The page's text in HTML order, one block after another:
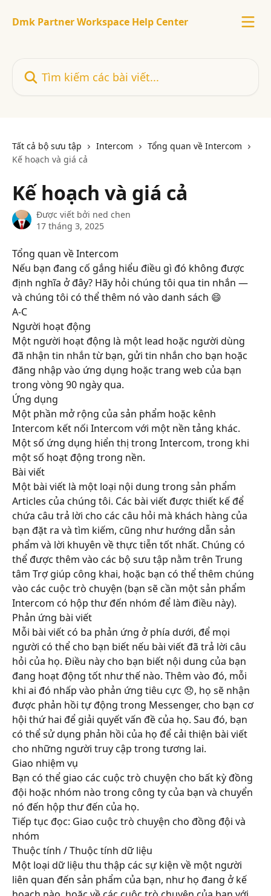
Dmk Partner Workspace Help Center
Tất cả bộ sưu tập Intercom
Tổng quan về Intercom
Kế hoạch và giá cả
Kế hoạch và giá cả
Được viết bởi ned chen
17 tháng 3, 2025
Tổng quan về Intercom
Nếu bạn đang cố gắng hiểu điều gì đó không được
định nghĩa ở đây? Hãy hỏi chúng tôi qua tin nhắn —
và chúng tôi có thể thêm nó vào danh sách 😄
A-C
Người hoạt động
Một người hoạt động là một lead hoặc người dùng
đã nhận tin nhắn từ bạn, gửi tin nhắn cho bạn hoặc
đăng nhập vào ứng dụng hoặc trang web của bạn
trong vòng 90 ngày qua.
Ứng dụng
Một phần mở rộng của sản phẩm hoặc kênh
Intercom kết nối Intercom với một nền tảng khác.
Một số ứng dụng hiển thị trong Intercom, trong khi
một số hoạt động trong nền.
Bài viết
Một bài viết là một loại nội dung trong sản phẩm
Articles của chúng tôi. Các bài viết được thiết kế để
chứa câu trả lời cho các câu hỏi mà khách hàng của
bạn đặt ra và tìm kiếm, cũng như hướng dẫn sản
phẩm và lời khuyên về thực tiễn tốt nhất. Chúng có
thể được thêm vào các bộ sưu tập nằm trên Trung
tâm Trợ giúp công khai, hoặc bạn có thể thêm chúng
vào các cuộc trò chuyện (bạn sẽ cần một sản phẩm
Intercom có hộp thư đến nhóm để làm điều này).
Phản ứng bài viết
Mỗi bài viết có ba phản ứng ở phía dưới, để mọi
người có thể cho bạn biết nếu bài viết đã trả lời câu
hỏi của họ. Điều này cho bạn biết nội dung của bạn
đang hoạt động tốt như thế nào. Thêm vào đó, mỗi
khi ai đó nhấp vào phản ứng tiêu cực 😞, họ sẽ nhận
được phản hồi tự động trong Messenger, cho bạn cơ
hội thứ hai để giải quyết vấn đề của họ. Sau đó, bạn
có thể sử dụng phản hồi của họ để cải thiện bài viết
cho những người truy cập trong tương lai.
Giao nhiệm vụ
Bạn có thể giao các cuộc trò chuyện cho bất kỳ đồng
đội hoặc nhóm nào trong công ty của bạn và chuyển
nó đến hộp thư đến của họ.
Tiếp tục đọc: Giao cuộc trò chuyện cho đồng đội và
nhóm
Thuộc tính / Thuộc tính dữ liệu
Một loại dữ liệu thu thập các sự kiện về một người
liên quan đến sản phẩm của bạn, như họ đang ở kế